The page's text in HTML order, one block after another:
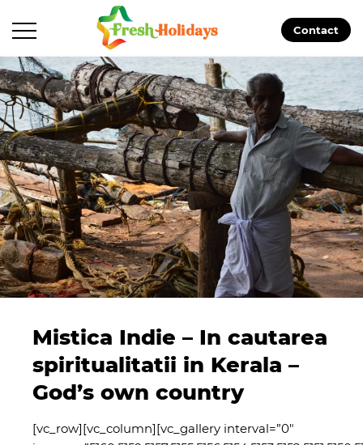
Contact
Mistica Indie – In cautarea
spiritualitatii in Kerala –
God’s own country
[vc_row][vc_column][vc_gallery interval=”0″